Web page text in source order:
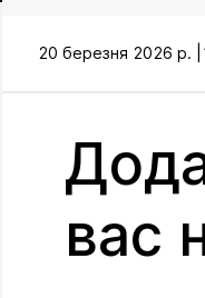
20 березня 2026 р. |
вас